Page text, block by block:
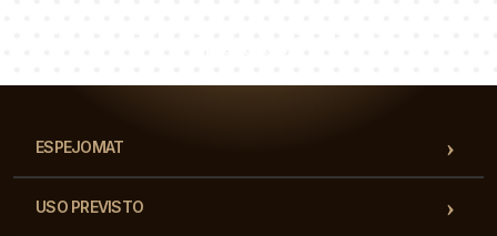
ESPEJOMAT
USO PREVISTO